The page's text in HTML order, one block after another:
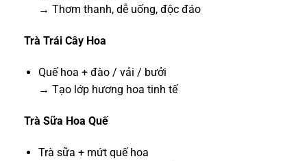
→ Thơm thanh, dễ uống, độc đáo
Trà Trái Cây Hoa
Quế hoa + đào / vải / bưởi
→ Tạo lớp hương hoa tinh tế
Trà Sữa Hoa Quế
Trà sữa + mứt quế hoa